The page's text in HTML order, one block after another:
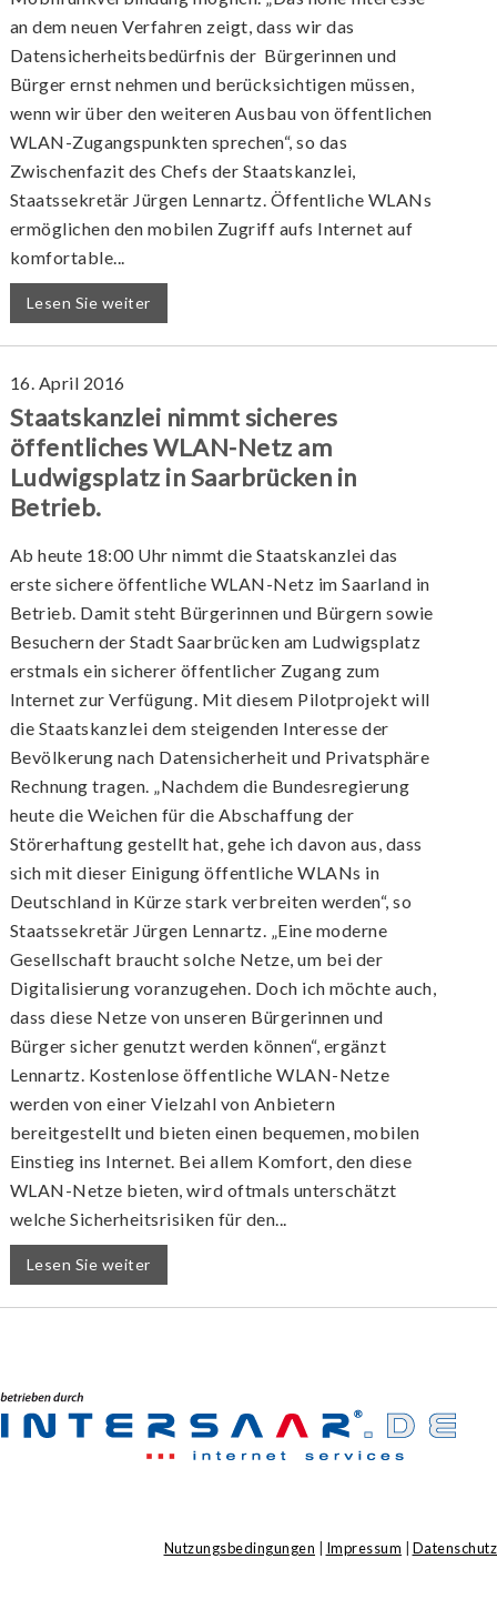
an dem neuen Verfahren zeigt, dass wir das
Datensicherheitsbedürfnis der Bürgerinnen und
Bürger ernst nehmen und berücksichtigen müssen,
wenn wir über den weiteren Ausbau von öffentlichen
WLAN-Zugangspunkten sprechen“, so das
Zwischenfazit des Chefs der Staatskanzlei,
Staatssekretär Jürgen Lennartz. Öffentliche WLANs
ermöglichen den mobilen Zugriff aufs Internet auf
komfortable...
Lesen Sie weiter
16. April 2016
Staatskanzlei nimmt sicheres
öffentliches WLAN-Netz am
Ludwigsplatz in Saarbrücken in
Betrieb.
Ab heute 18:00 Uhr nimmt die Staatskanzlei das
erste sichere öffentliche WLAN-Netz im Saarland in
Betrieb. Damit steht Bürgerinnen und Bürgern sowie
Besuchern der Stadt Saarbrücken am Ludwigsplatz
erstmals ein sicherer öffentlicher Zugang zum
Internet zur Verfügung. Mit diesem Pilotprojekt will
die Staatskanzlei dem steigenden Interesse der
Bevölkerung nach Datensicherheit und Privatsphäre
Rechnung tragen. „Nachdem die Bundesregierung
heute die Weichen für die Abschaffung der
Störerhaftung gestellt hat, gehe ich davon aus, dass
sich mit dieser Einigung öffentliche WLANs in
Deutschland in Kürze stark verbreiten werden“, so
Staatssekretär Jürgen Lennartz. „Eine moderne
Gesellschaft braucht solche Netze, um bei der
Digitalisierung voranzugehen. Doch ich möchte auch,
dass diese Netze von unseren Bürgerinnen und
Bürger sicher genutzt werden können“, ergänzt
Lennartz. Kostenlose öffentliche WLAN-Netze
werden von einer Vielzahl von Anbietern
bereitgestellt und bieten einen bequemen, mobilen
Einstieg ins Internet. Bei allem Komfort, den diese
WLAN-Netze bieten, wird oftmals unterschätzt
welche Sicherheitsrisiken für den...
Lesen Sie weiter
Nutzungsbedingungen Impressum Datenschutz